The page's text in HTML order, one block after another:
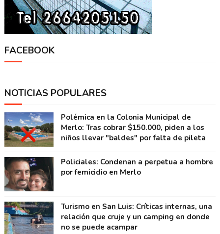
FACEBOOK
NOTICIAS POPULARES
Polémica en la Colonia Municipal de
Merlo: Tras cobrar $150.000, piden a los
niños llevar "baldes" por falta de pileta
Policiales: Condenan a perpetua a hombre
por femicidio en Merlo
Turismo en San Luis: Críticas internas, una
relación que cruje y un camping en donde
no se puede acampar